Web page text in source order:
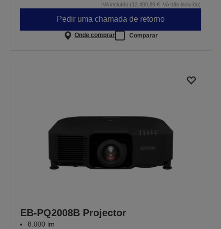
IVA incluído (12.400,89 € IVA não incluído)
Pedir uma chamada de retorno
Onde comprar Comparar
EB-PQ2008B Projector
8.000 lm